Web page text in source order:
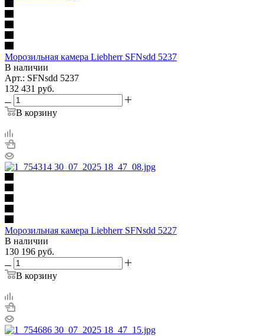
Морозильная камера Liebherr SFNsdd 5237
В наличии
Арт.: SFNsdd 5237
132 431 руб.
В корзину
Морозильная камера Liebherr SFNsdd 5227
В наличии
130 196 руб.
В корзину